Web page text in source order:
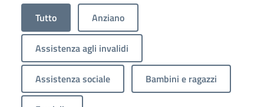
Tutto Anziano
Assistenza agli invalidi
Assistenza sociale Bambini e ragazzi